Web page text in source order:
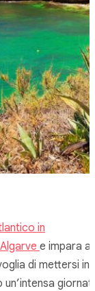
in
e impara a
di mettersi in